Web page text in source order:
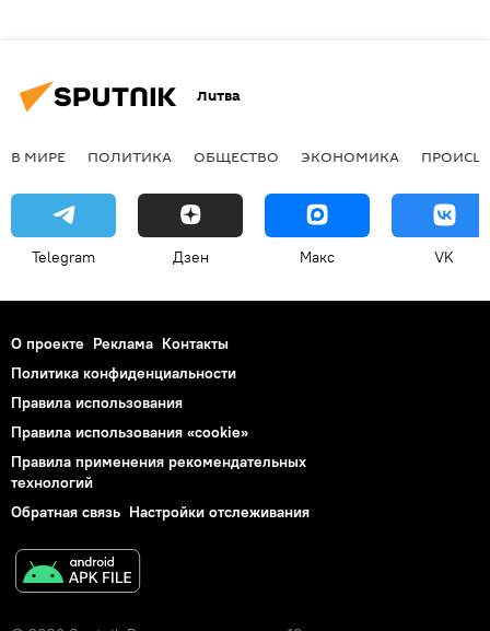
Литва
В МИРЕ ПОЛИТИКА ОБЩЕСТВО ЭКОНОМИКА
Telegram Дзен Макс VK
О проекте Реклама Контакты
Политика конфиденциальности
Правила использования
Правила использования «cookie»
Правила применения рекомендательных
технологий
Обратная связь Настройки отслеживания